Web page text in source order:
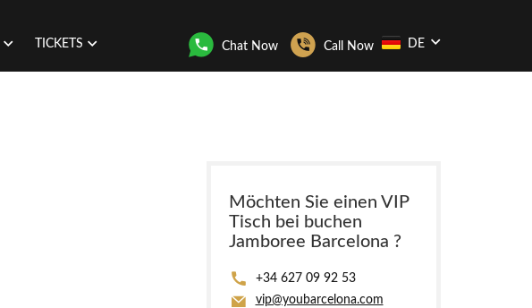
TICKETS Chat Now Call Now DE
Möchten Sie einen VIP
Tisch bei buchen
Jamboree Barcelona ?
+34 627 09 92 53
vip@youbarcelona.com